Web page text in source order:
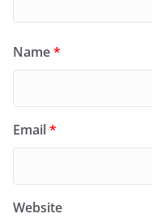
Name*
Email*
Website